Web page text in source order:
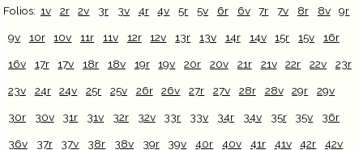
Folios: 1v 2r 2v 3r 3v 4r 4v 5r 5v 6r 6v 7r 7v 8r 8v 9r
9v 10r 10v 11r 11v 12r 12v 13r 13v 14r 14v 15r 15v 16r
16v 17r 17v 18r 18v 19r 19v 20r 20v 21r 21v 22r 22v 23r
23v 24r 24v 25r 25v 26r 26v 27r 27v 28r 28v 29r 29v
30r 30v 31r 31v 32r 32v 33r 33v 34r 34v 35r 35v 36r
36v 37r 37v 38r 38v 39r 39v 40r 40v 41r 41v 42r 42v